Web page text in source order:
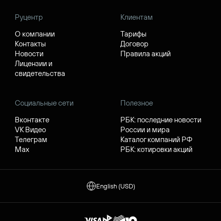
Руцентр
О компании
Контакты
Новости
Лицензии и
свидетельства
Клиентам
Тарифы
Договор
Правила акций
Социальные сети
Вконтакте
VK Видео
Телеграм
Max
Полезное
РБК: последние новости
России и мира
Каталог компаний РФ
РБК: котировки акций
English (USD)